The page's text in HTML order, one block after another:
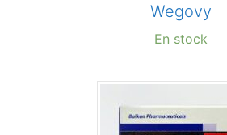
Wegovy
En stock